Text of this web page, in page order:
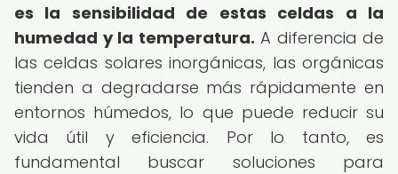
es la sensibilidad de estas celdas a la
humedad y la temperatura. A diferencia de
las celdas solares inorgánicas, las orgánicas
tienden a degradarse más rápidamente en
entornos húmedos, lo que puede reducir su
vida útil y eficiencia. Por lo tanto, es
fundamental buscar soluciones para